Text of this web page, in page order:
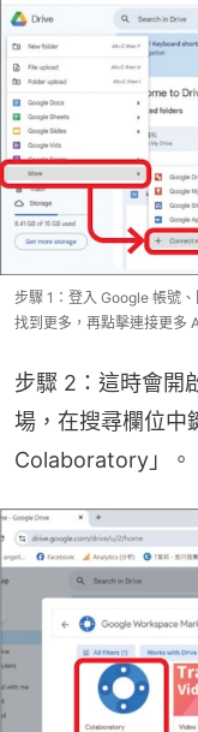
步驟 1：登入 Google 帳號
找到更多，再點擊連接更多
步驟 2：這時會開
場，在搜尋欄位中
Colaboratory」。